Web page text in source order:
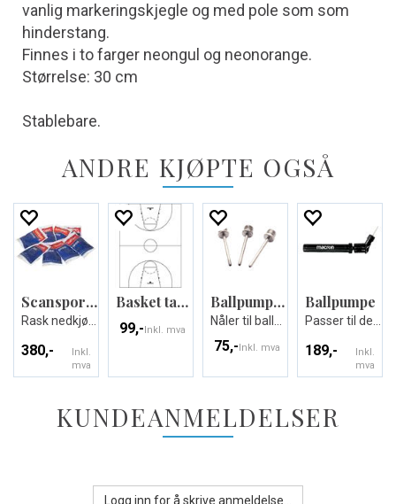
vanlig markeringskjegle og med pole som som
hinderstang.
Finnes i to farger neongul og neonorange.
Størrelse: 30 cm
Stablebare.
ANDRE KJØPTE OGSÅ
Scansport Isposer 24 stk.
380,-
Inkl.
mva
Basket taktikktavle
99,-Inkl. mva
Ballpump Needles
75,-Inkl. mva
Ballpumpe
189,-
Inkl.
mva
KUNDEANMELDELSER
Logg inn for å skrive anmeldelse...